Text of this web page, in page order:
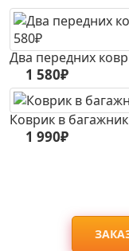
Два передних
1 580₽
Коврик в багажник
1 990₽